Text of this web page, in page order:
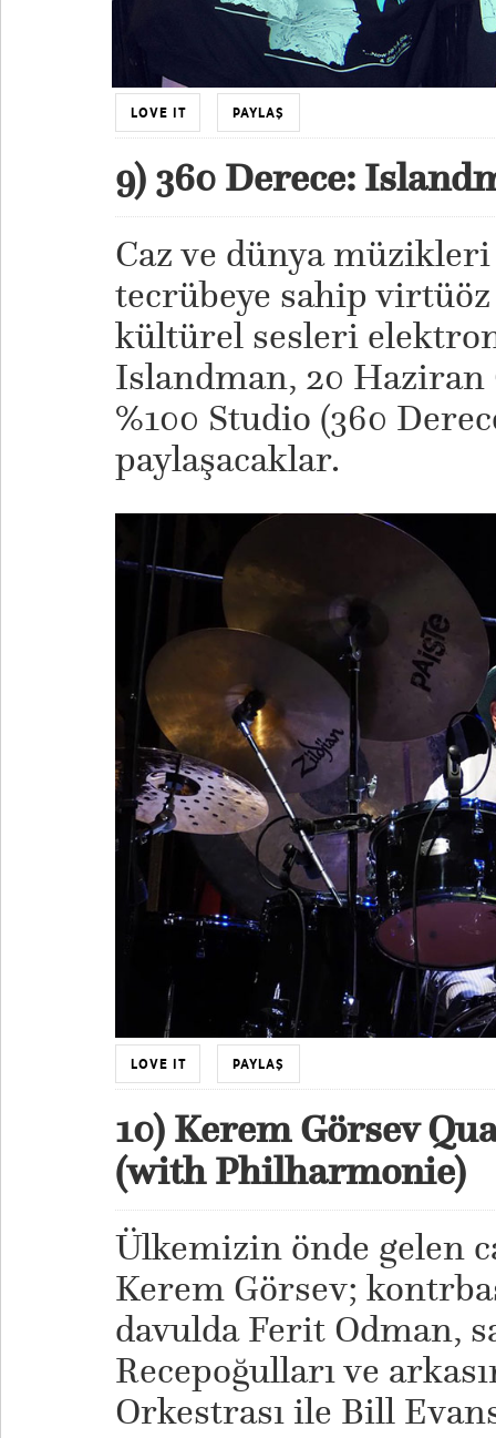
LOVE IT PAYLAŞ
9) 360 Derece:
Caz ve dünya müzikleri
tecrübeye sahip
kültürel sesleri
Islandman, 20 Haziran
%100 Studio (360
paylaşacaklar.
LOVE IT PAYLAŞ
10) Kerem Görsev
(with Philharmonie)
Ülkemizin önde gelen
Kerem Görsev;
davulda Ferit Odman,
Recepoğulları ve
Orkestrası ile Bill